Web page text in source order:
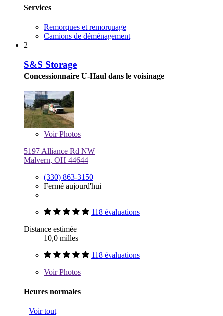
Services
Remorques et remorquage
Camions de déménagement
2
S&S Storage
Concessionnaire U-Haul dans le voisinage
VoirPhotos
5197 Alliance Rd NW
Malvern, OH 44644
(330) 863-3150
Fermé aujourd'hui
118 évaluations
Distance estimée
10,0 milles
118 évaluations
VoirPhotos
Heures normales
Voir tout